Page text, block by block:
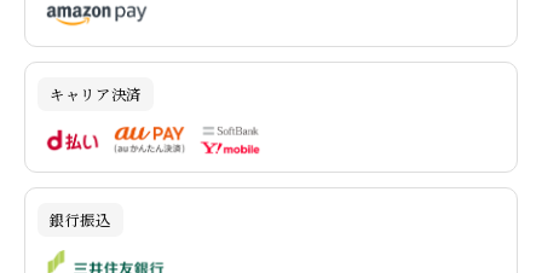
キャリア決済
銀行振込